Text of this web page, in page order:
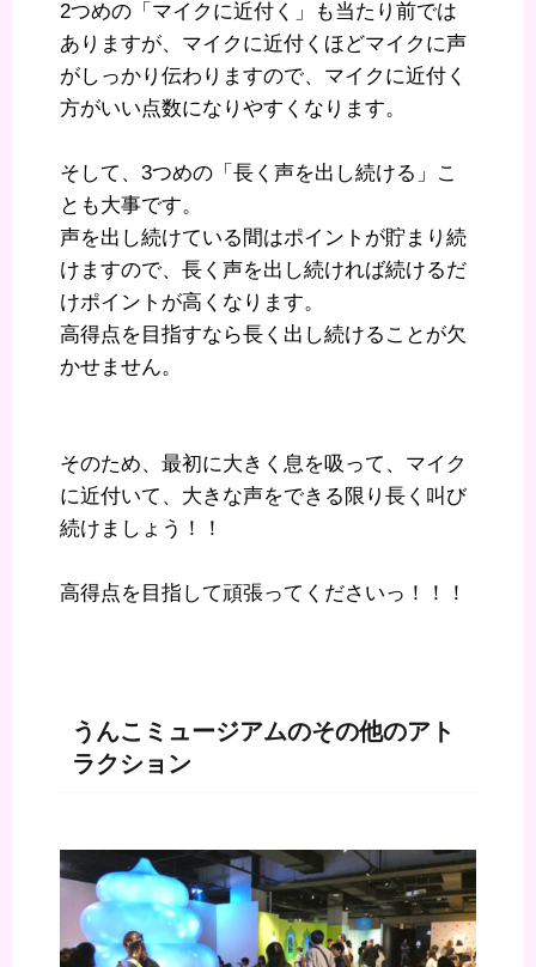
2つめの「マイクに近付く」も当たり前では
ありますが、マイクに近付くほどマイクに声
がしっかり伝わりますので、マイクに近付く
方がいい点数になりやすくなります。
そして、3つめの「長く声を出し続ける」こ
とも大事です。
声を出し続けている間はポイントが貯まり続
けますので、長く声を出し続ければ続けるだ
けポイントが高くなります。
高得点を目指すなら長く出し続けることが欠
かせません。
そのため、最初に大きく息を吸って、マイク
に近付いて、大きな声をできる限り長く叫び
続けましょう！！
高得点を目指して頑張ってくださいっ！！！
うんこミュージアムのその他のアト
ラクション